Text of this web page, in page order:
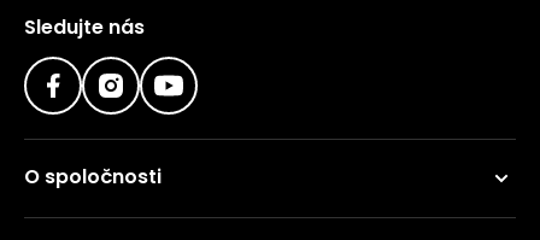
Sledujte nás
O spoločnosti